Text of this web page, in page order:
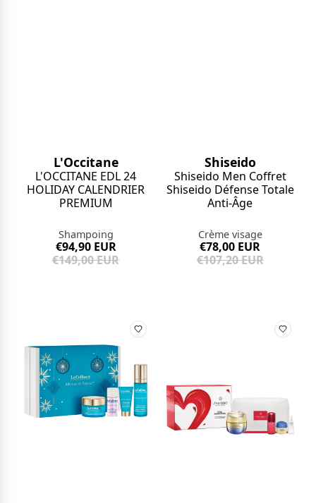
L'Occitane
L'OCCITANE EDL 24
HOLIDAY CALENDRIER
PREMIUM
Shampoing
€94,90 EUR
€149,00 EUR
Shiseido
Shiseido Men Coffret
Shiseido Défense Totale
Anti-Âge
Crème visage
€78,00 EUR
€107,20 EUR